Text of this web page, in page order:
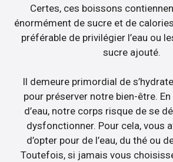
Certes, ces boissons
énormément de sucre et de
préférable de privilégier l’eau ou
sucre ajouté.
Il demeure primordial de
pour préserver notre bien-être.
d’eau, notre corps risque de se
dysfonctionner. Pour cela, vous
d’opter pour de l’eau, du thé ou
Toutefois, si jamais vous